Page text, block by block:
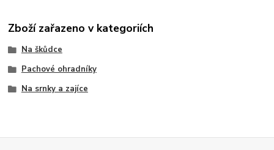
Zboží zařazeno v kategoriích
Na škůdce
Pachové ohradníky
Na srnky a zajíce